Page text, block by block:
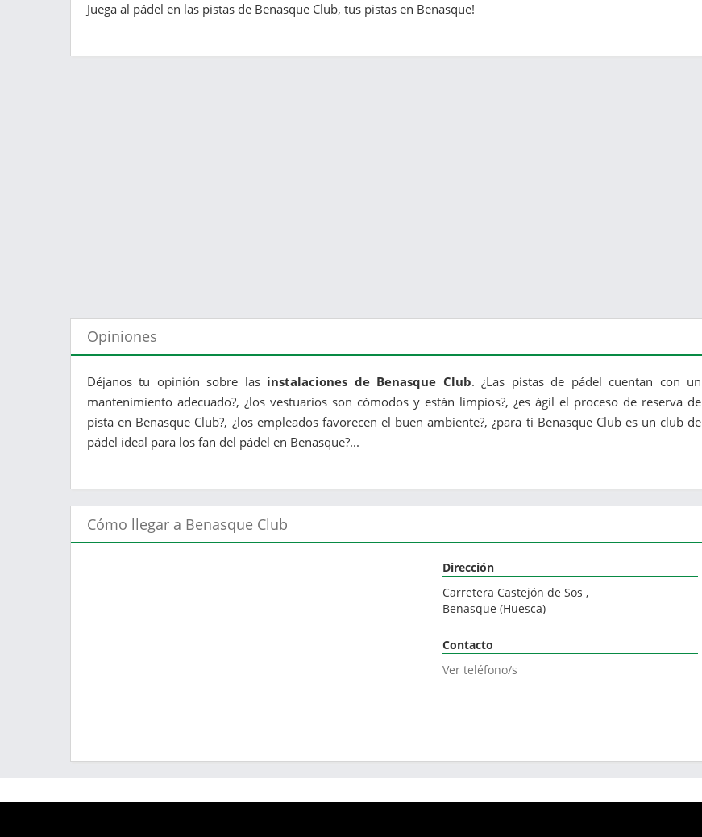
Juega al pádel en las pistas de Benasque Club, tus pistas en Benasque!
Opiniones
Déjanos tu opinión sobre las instalaciones de Benasque Club. ¿Las pistas de pádel cuentan con un
mantenimiento adecuado?, ¿los vestuarios son cómodos y están limpios?, ¿es ágil el proceso de reserva de
pista en Benasque Club?, ¿los empleados favorecen el buen ambiente?, ¿para ti Benasque Club es un club de
pádel ideal para los fan del pádel en Benasque?...
Cómo llegar a Benasque Club
Dirección
Carretera Castejón de Sos ,
Benasque (Huesca)
Contacto
Ver teléfono/s